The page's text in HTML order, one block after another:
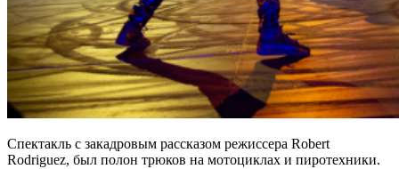
Спектакль с закадровым рассказом режиссера Robert
Rodriguez, был полон трюков на мотоциклах и пиротехники.